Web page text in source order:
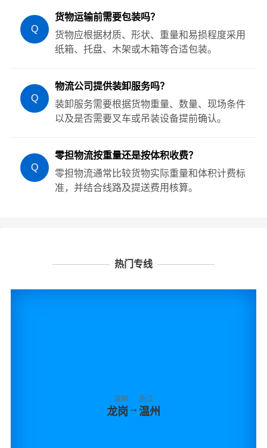
Q
货物运输前需要包装吗？
货物应根据材质、形状、重量和易损程度采用
纸箱、托盘、木架或木箱等合适包装。
Q
物流公司提供装卸服务吗？
装卸服务需要根据货物重量、数量、现场条件
以及是否需要叉车或吊装设备提前确认。
Q
零担物流按重量还是按体积收费？
零担物流通常比较货物实际重量和体积计费标
准，并结合线路及提送费用核算。
热门专线
深圳
龙岗 →
浙江
温州